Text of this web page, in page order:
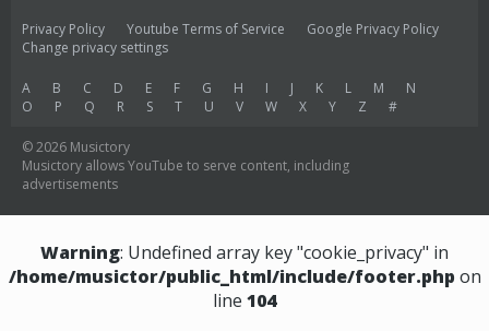
Privacy Policy Youtube Terms of Service
Google Privacy Policy
Change privacy settings
A B C D E F G H I J K L M
N
O
P Q R S T U V W X Y Z #
© 2026 Musictory
Musictory allows YouTube to serve content, including
advertisements
Warning: Undefined array key "cookie_privacy" in
/home/musictor/public_html/include/footer.php on
line 104